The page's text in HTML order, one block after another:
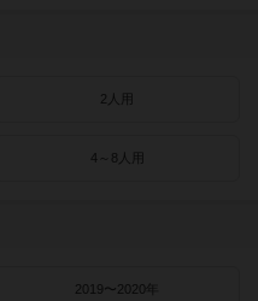
2人用
4～8人用
2019〜2020年